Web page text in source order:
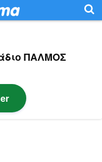
ΠΑΛΜΟΣ